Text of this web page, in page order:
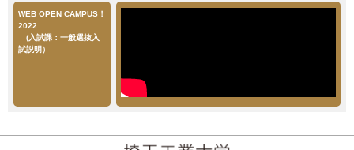
WEB OPEN CAMPUS！
2022
(入試課：一般選抜入
試説明）